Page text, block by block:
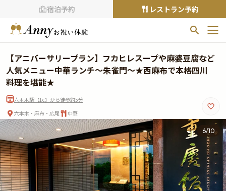
宿泊予約 レストラン予約
お気に入りプラン
お気に入りの登録がありません
閲覧履歴
閲覧履歴はありません
過去に見たお店が最大10件まで表示されます。
10件を超えると、古いものから順に削除されます。
TOP
【アニバーサリープラン】フカヒレスープや麻婆豆腐など
人気メニュー中華ランチ～朱雀門～★西麻布で本格四川
料理を堪能★
六本木駅【1c】から徒歩約5分
六本木・麻布・広尾
中華
6/10